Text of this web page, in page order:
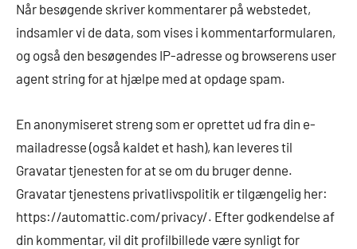
Når besøgende skriver kommentarer på webstedet,
indsamler vi de data, som vises i kommentarformularen,
og også den besøgendes IP-adresse og browserens user
agent string for at hjælpe med at opdage spam.
En anonymiseret streng som er oprettet ud fra din e-
mailadresse (også kaldet et hash), kan leveres til
Gravatar tjenesten for at se om du bruger denne.
Gravatar tjenestens privatlivspolitik er tilgængelig her:
https://automattic.com/privacy/. Efter godkendelse af
din kommentar, vil dit profilbillede være synligt for